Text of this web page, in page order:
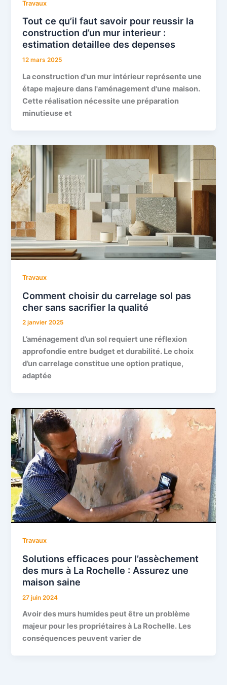
Travaux
Tout ce qu’il faut savoir pour reussir la
construction d’un mur interieur :
estimation detaillee des depenses
12 mars 2025
La construction d'un mur intérieur représente une
étape majeure dans l'aménagement d'une maison.
Cette réalisation nécessite une préparation
minutieuse et
Travaux
Comment choisir du carrelage sol pas
cher sans sacrifier la qualité
2 janvier 2025
L’aménagement d’un sol requiert une réflexion
approfondie entre budget et durabilité. Le choix
d’un carrelage constitue une option pratique,
adaptée
Travaux
Solutions efficaces pour l’assèchement
des murs à La Rochelle : Assurez une
maison saine
27 juin 2024
Avoir des murs humides peut être un problème
majeur pour les propriétaires à La Rochelle. Les
conséquences peuvent varier de